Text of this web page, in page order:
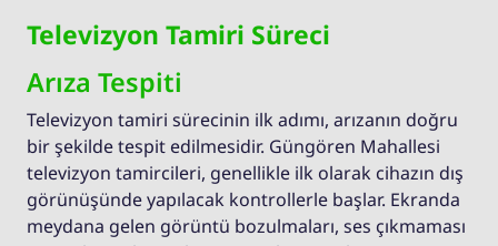
Televizyon Tamiri Süreci
Arıza Tespiti
Televizyon tamiri sürecinin ilk adımı, arızanın doğru
bir şekilde tespit edilmesidir. Güngören Mahallesi
televizyon tamircileri, genellikle ilk olarak cihazın dış
görünüşünde yapılacak kontrollerle başlar. Ekranda
meydana gelen görüntü bozulmaları, ses çıkmaması